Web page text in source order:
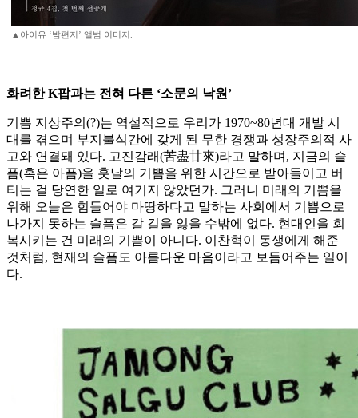
▲아이유 ‘밤편지’ 앨범 이미지.
화려한 K팝과는 전혀 다른 ‘소문의 낙원’
기쁨 지상주의(?)는 역설적으로 우리가 1970~80년대 개발 시
대를 겪으며 부지불식간에 갖게 된 무한 경쟁과 성장주의적 사
고와 연결돼 있다. 고진감래(苦盡甘來)라고 말하며, 지금의 슬
픔(혹은 아픔)을 훗날의 기쁨을 위한 시간으로 받아들이고 버
티는 걸 당연한 일로 여기지 않았던가. 그러니 미래의 기쁨을
위해 오늘은 힘들어야 마땅하다고 말하는 사회에서 기쁨으로
나가지 못하는 슬픔은 갈 길을 잃을 수밖에 없다. 현대인을 회
복시키는 건 미래의 기쁨이 아니다. 이찬혁이 동생에게 해준
것처럼, 현재의 슬픔도 아름다운 마음이라고 보듬어주는 일이
다.